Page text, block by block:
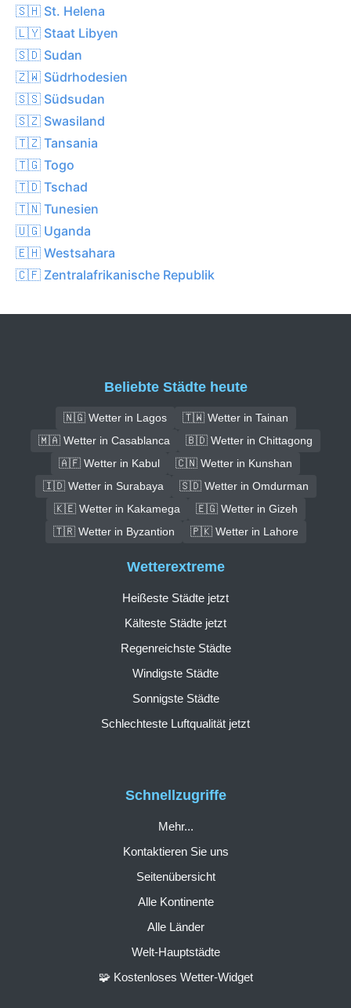
🇸🇭 St. Helena
🇱🇾 Staat Libyen
🇸🇩 Sudan
🇿🇼 Südrhodesien
🇸🇸 Südsudan
🇸🇿 Swasiland
🇹🇿 Tansania
🇹🇬 Togo
🇹🇩 Tschad
🇹🇳 Tunesien
🇺🇬 Uganda
🇪🇭 Westsahara
🇨🇫 Zentralafrikanische Republik
Beliebte Städte heute
🇳🇬 Wetter in Lagos
🇹🇼 Wetter in Tainan
🇲🇦 Wetter in Casablanca
🇧🇩 Wetter in Chittagong
🇦🇫 Wetter in Kabul
🇨🇳 Wetter in Kunshan
🇮🇩 Wetter in Surabaya
🇸🇩 Wetter in Omdurman
🇰🇪 Wetter in Kakamega
🇪🇬 Wetter in Gizeh
🇹🇷 Wetter in Byzantion
🇵🇰 Wetter in Lahore
Schnellzugriffe
Mehr...
Kontaktieren Sie uns
Seitenübersicht
Alle Kontinente
Alle Länder
Welt-Hauptstädte
🧩 Kostenloses Wetter-Widget
Wetterextreme
Heißeste Städte jetzt
Kälteste Städte jetzt
Regenreichste Städte
Windigste Städte
Sonnigste Städte
Schlechteste Luftqualität jetzt